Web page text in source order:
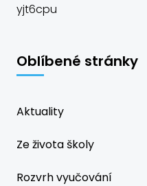
yjt6cpu
Oblíbené stránky
Aktuality
Ze života školy
Rozvrh vyučování